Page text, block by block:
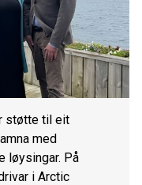
støtte til eit
med
løysingar. På
i Arctic